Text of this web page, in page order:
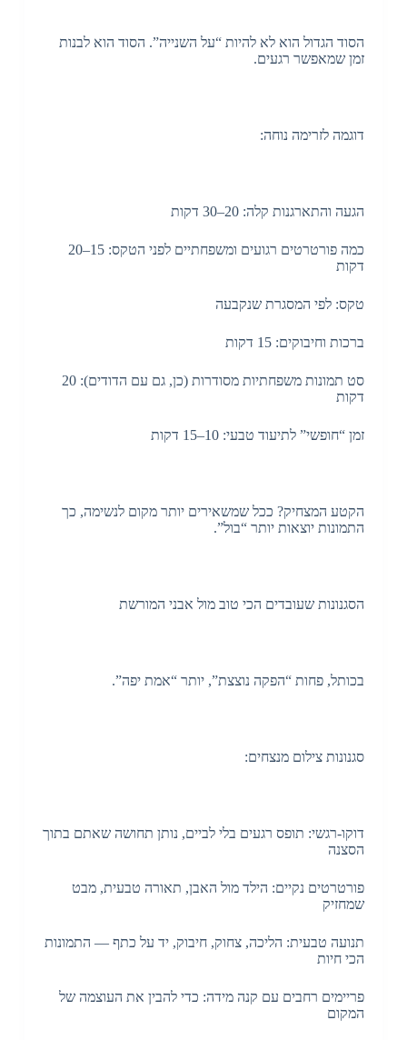
הסוד הגדול הוא לא להיות “על השנייה”. הסוד הוא לבנות
זמן שמאפשר רגעים.
דוגמה לזרימה נוחה:
הגעה והתארגנות קלה: 20–30 דקות
כמה פורטרטים רגועים ומשפחתיים לפני הטקס: 15–20
דקות
טקס: לפי המסגרת שנקבעה
ברכות וחיבוקים: 15 דקות
סט תמונות משפחתיות מסודרות (כן, גם עם הדודים): 20
דקות
זמן “חופשי” לתיעוד טבעי: 10–15 דקות
הקטע המצחיק? ככל שמשאירים יותר מקום לנשימה, כך
התמונות יוצאות יותר “בול”.
הסגנונות שעובדים הכי טוב מול אבני המורשת
בכותל, פחות “הפקה נוצצת”, יותר “אמת יפה”.
סגנונות צילום מנצחים:
דוקו-רגשי: תופס רגעים בלי לביים, נותן תחושה שאתם בתוך
הסצנה
פורטרטים נקיים: הילד מול האבן, תאורה טבעית, מבט
שמחזיק
תנועה טבעית: הליכה, צחוק, חיבוק, יד על כתף — התמונות
הכי חיות
פריימים רחבים עם קנה מידה: כדי להבין את העוצמה של
המקום